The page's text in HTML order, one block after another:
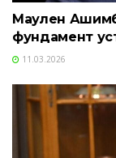
Маулен
фундамент
11.03.2026